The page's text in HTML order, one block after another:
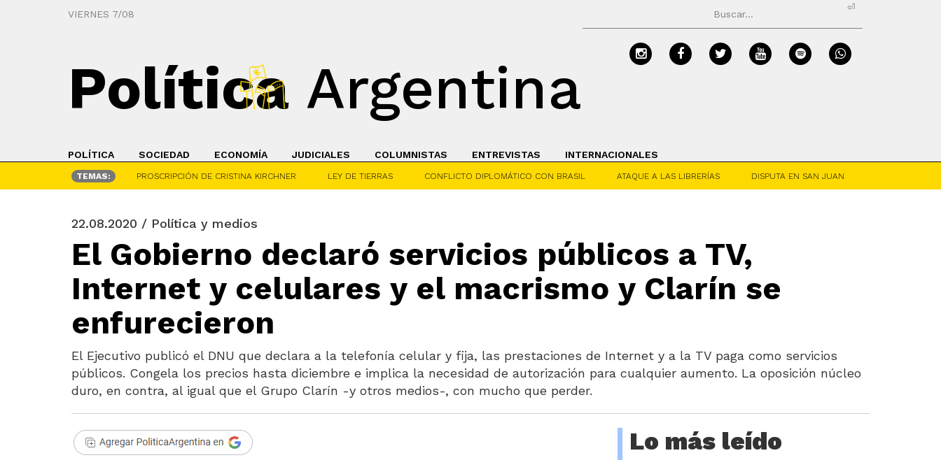
VIERNES 7/08
⏎
Política Argentina
POLÍTICA SOCIEDAD ECONOMÍA JUDICIALES COLUMNISTAS ENTREVISTAS INTERNACIONALES
TEMAS: PROSCRIPCIÓN DE CRISTINA KIRCHNER LEY DE TIERRAS CONFLICTO DIPLOMÁTICO CON BRASIL ATAQUE A LAS LIBRERÍAS DISPUTA EN SAN JUAN
22.08.2020 / Política y medios
El Gobierno declaró servicios públicos a TV,
Internet y celulares y el macrismo y Clarín se
enfurecieron
El Ejecutivo publicó el DNU que declara a la telefonía celular y fija, las prestaciones de Internet y a la TV paga como servicios
públicos. Congela los precios hasta diciembre e implica la necesidad de autorización para cualquier aumento. La oposición núcleo
duro, en contra, al igual que el Grupo Clarín -y otros medios-, con mucho que perder.
Lo más leído